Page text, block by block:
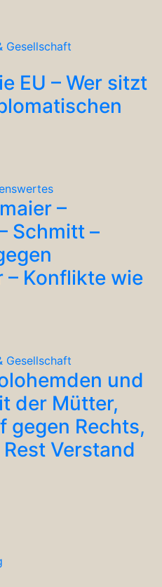
Gesellschaft
EU – Wer sitzt
–
Schmitt –
– Konflikte wie
Gesellschaft
und
der Mütter,
gegen Rechts,
Verstand